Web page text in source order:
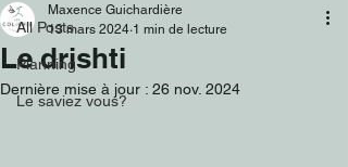
All Posts
Planning
Le saviez vous?
Le drishti
Maxence Guichardière
13 mars 2024 1 min de lecture
Dernière mise à jour : 26 nov. 2024